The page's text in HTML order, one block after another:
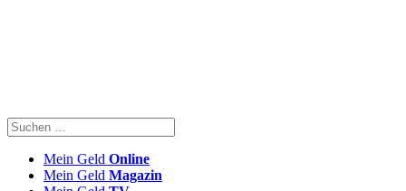
Mein Geld Online
Mein Geld Magazin